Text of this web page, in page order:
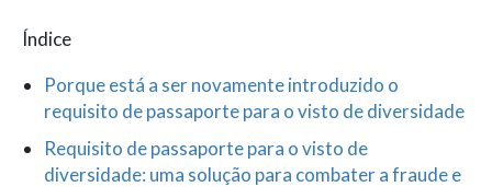
Índice
Porque está a ser novamente introduzido o
requisito de passaporte para o visto de diversidade
Requisito de passaporte para o visto de
diversidade: uma solução para combater a fraude e